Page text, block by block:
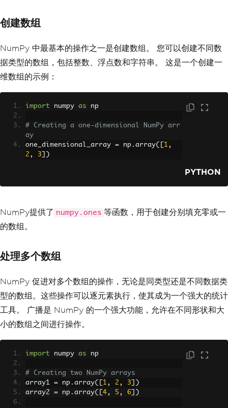
创建数组
NumPy 中最基本的操作之一是创建数组。 您可以创建不同数
据类型的数组，包括整数、浮点数和字符串。 这是一个创建一
维数组的示例：
import numpy as np
# Creating a one-dimensional NumPy arr
ay
one_dimensional_array = np . array([ 1,
2 , 3 ])
PYTHON
NumPy提供了 numpy.ones 等函数，用于创建分别填充零或一
的数组。
处理多个数组
NumPy 促进对多个数组的操作，无论是同类型还是不同数据类
型的数组。这些操作可以逐元素执行，使其成为一个强大的统计
工具。 广播是 NumPy 的一个强大功能，允许在不同形状和大
小的数组之间进行操作。
import numpy as np
# Creating two NumPy arrays
array1 = np . array([ 1, 2 , 3 ])
array2 = np . array([ 4, 5 , 6 ])